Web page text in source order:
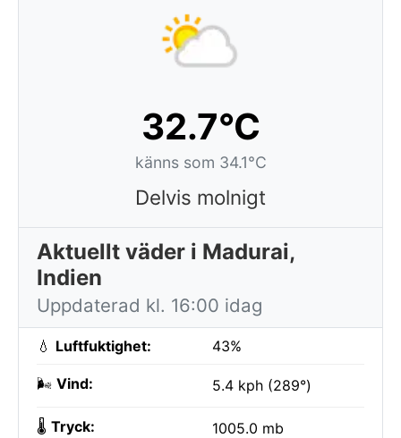
32.7°C
känns som 34.1°C
Delvis molnigt
Aktuellt väder i Madurai,
Indien
Uppdaterad kl. 16:00 idag
💧 Luftfuktighet: 43%
🌬️ Vind: 5.4 kph (289°)
🌡️ Tryck: 1005.0 mb